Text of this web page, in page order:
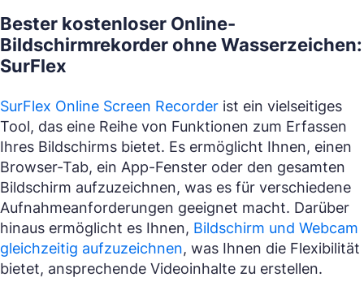
Bester kostenloser Online-
Bildschirmrekorder ohne Wasserzeichen:
SurFlex
SurFlex Online Screen Recorder ist ein vielseitiges
Tool, das eine Reihe von Funktionen zum Erfassen
Ihres Bildschirms bietet. Es ermöglicht Ihnen, einen
Browser-Tab, ein App-Fenster oder den gesamten
Bildschirm aufzuzeichnen, was es für verschiedene
Aufnahmeanforderungen geeignet macht. Darüber
hinaus ermöglicht es Ihnen, Bildschirm und Webcam
gleichzeitig aufzuzeichnen, was Ihnen die Flexibilität
bietet, ansprechende Videoinhalte zu erstellen.